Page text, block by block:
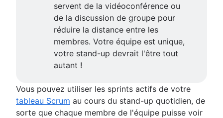
servent de la vidéoconférence ou
de la discussion de groupe pour
réduire la distance entre les
membres. Votre équipe est unique,
votre stand-up devrait l'être tout
autant !
Vous pouvez utiliser les sprints actifs de votre
tableau Scrum au cours du stand-up quotidien, de
sorte que chaque membre de l'équipe puisse voir